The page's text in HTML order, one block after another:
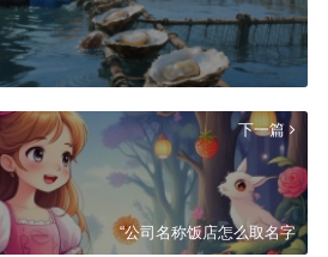
下一篇
“公司名称饭店怎么取名字